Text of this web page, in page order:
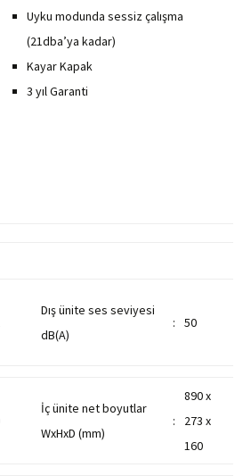
Uyku modunda sessiz çalışma
(21dba’ya kadar)
Kayar Kapak
3 yıl Garanti
Dış ünite ses seviyesi
dB(A)
: 50
İç ünite net boyutlar
WxHxD (mm)
:
890 x
273 x
160